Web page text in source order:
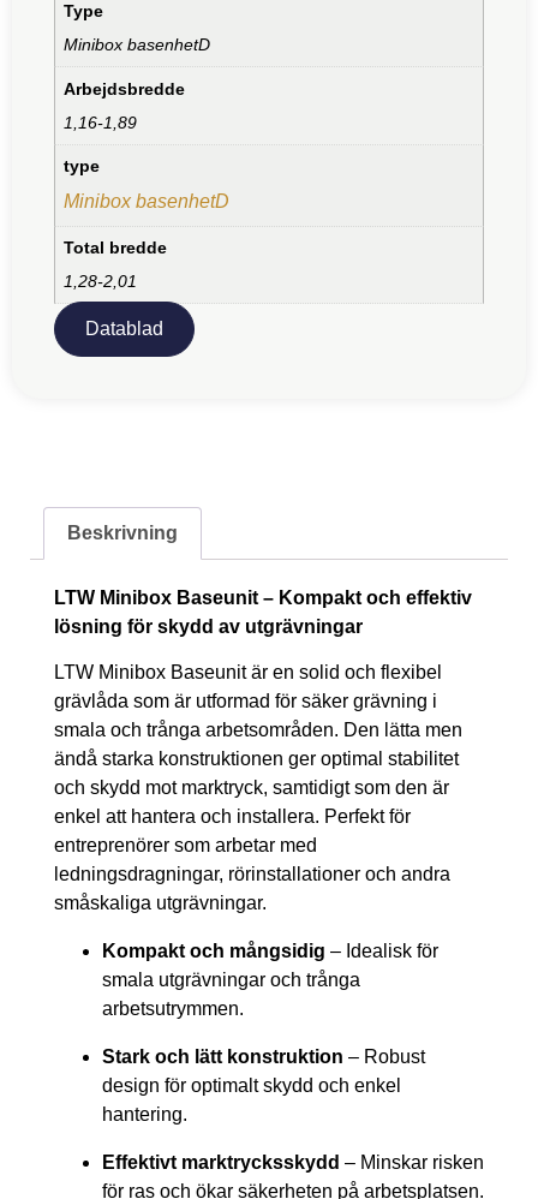
Type
Minibox basenhetD
Arbejdsbredde
1,16-1,89
type
Minibox basenhetD
Total bredde
1,28-2,01
Datablad
Beskrivning
LTW Minibox Baseunit – Kompakt och effektiv
lösning för skydd av utgrävningar
LTW Minibox Baseunit är en solid och flexibel
grävlåda som är utformad för säker grävning i
smala och trånga arbetsområden. Den lätta men
ändå starka konstruktionen ger optimal stabilitet
och skydd mot marktryck, samtidigt som den är
enkel att hantera och installera. Perfekt för
entreprenörer som arbetar med
ledningsdragningar, rörinstallationer och andra
småskaliga utgrävningar.
Kompakt och mångsidig – Idealisk för
smala utgrävningar och trånga
arbetsutrymmen.
Stark och lätt konstruktion – Robust
design för optimalt skydd och enkel
hantering.
Effektivt marktrycksskydd – Minskar risken
för ras och ökar säkerheten på arbetsplatsen.